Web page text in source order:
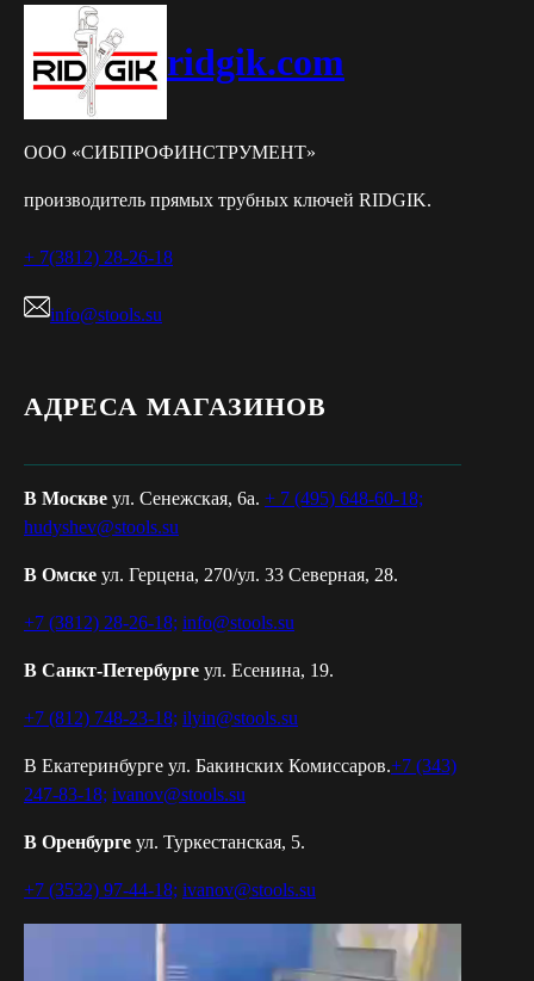
ridgik.com
ООО «СИБПРОФИНСТРУМЕНТ»
производитель прямых трубных ключей RIDGIK.
+ 7(3812) 28-26-18
info@stools.su
АДРЕСА МАГАЗИНОВ
В Москве ул. Сенежская, 6а. + 7 (495) 648-60-18;
hudyshev@stools.su
В Омске ул. Герцена, 270/ул. 33 Северная, 28.
+7 (3812) 28-26-18; info@stools.su
В Санкт-Петербурге ул. Есенина, 19.
+7 (812) 748-23-18; ilyin@stools.su
В Екатеринбурге ул. Бакинских Комиссаров.+7 (343)
247-83-18; ivanov@stools.su
В Оренбурге ул. Туркестанская, 5.
+7 (3532) 97-44-18; ivanov@stools.su